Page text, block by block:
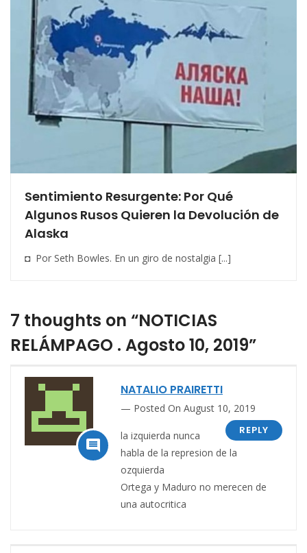
Sentimiento Resurgente: Por Qué
Algunos Rusos Quieren la Devolución de
Alaska
◘ Por Seth Bowles. En un giro de nostalgia [...]
7 thoughts on “NOTICIAS
RELÁMPAGO . Agosto 10, 2019”

NATALIO PRAIRETTI
Posted On August 10, 2019
REPLY
la izquierda nunca
habla de la represion de la
ozquierda
Ortega y Maduro no merecen de
una autocritica